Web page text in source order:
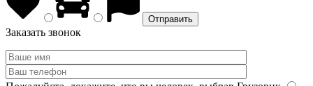
Заказать звонок